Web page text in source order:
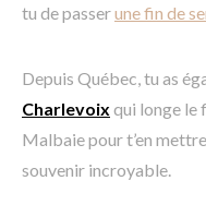
tu de passerune fin de
Depuis Québec, tu as
Charlevoix qui longe le
Malbaie pour t’en
souvenir incroyable.